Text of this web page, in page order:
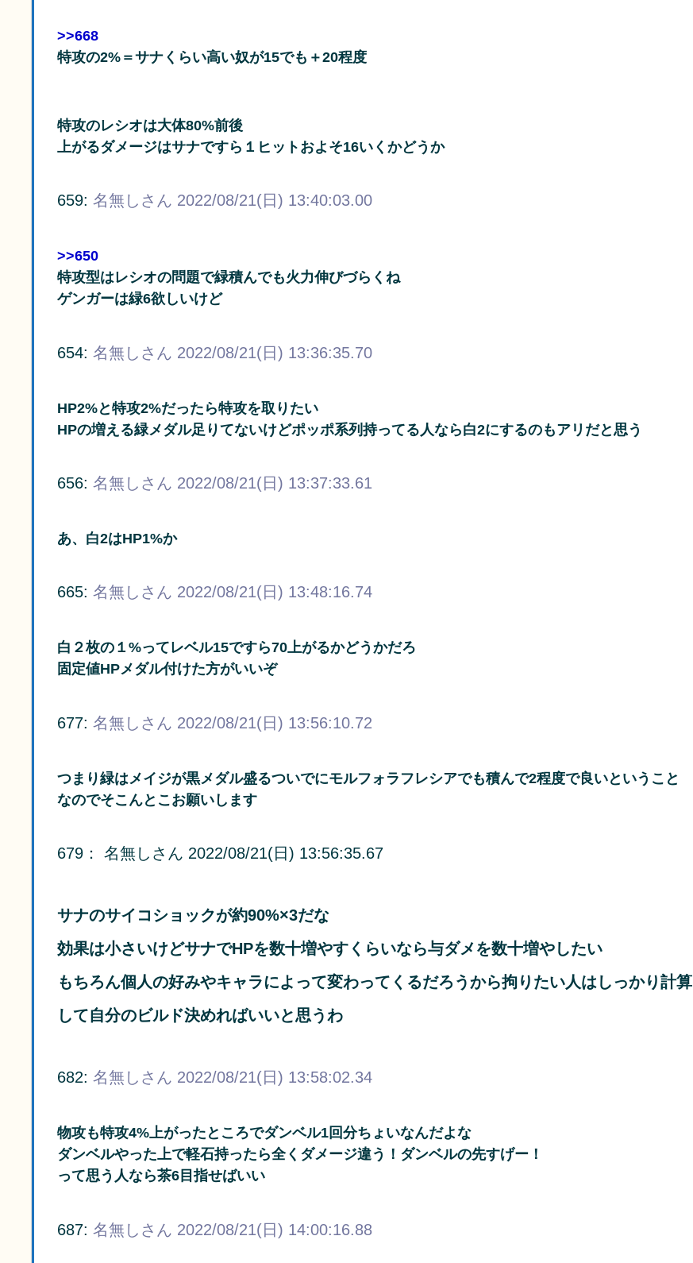
>>668
特攻の2%＝サナくらい高い奴が15でも＋20程度
特攻のレシオは大体80%前後
上がるダメージはサナですら１ヒットおよそ16いくかどうか
659: 名無しさん 2022/08/21(日) 13:40:03.00
>>650
特攻型はレシオの問題で緑積んでも火力伸びづらくね
ゲンガーは緑6欲しいけど
654: 名無しさん 2022/08/21(日) 13:36:35.70
HP2%と特攻2%だったら特攻を取りたい
HPの増える緑メダル足りてないけどポッポ系列持ってる人なら白2にするのもアリだと思う
656: 名無しさん 2022/08/21(日) 13:37:33.61
あ、白2はHP1%か
665: 名無しさん 2022/08/21(日) 13:48:16.74
白２枚の１%ってレベル15ですら70上がるかどうかだろ
固定値HPメダル付けた方がいいぞ
677: 名無しさん 2022/08/21(日) 13:56:10.72
つまり緑はメイジが黒メダル盛るついでにモルフォラフレシアでも積んで2程度で良いということ
なのでそこんとこお願いします
679： 名無しさん 2022/08/21(日) 13:56:35.67
サナのサイコショックが約90%×3だな
効果は小さいけどサナでHPを数十増やすくらいなら与ダメを数十増やしたい
もちろん個人の好みやキャラによって変わってくるだろうから拘りたい人はしっかり計算
して自分のビルド決めればいいと思うわ
682: 名無しさん 2022/08/21(日) 13:58:02.34
物攻も特攻4%上がったところでダンベル1回分ちょいなんだよな
ダンベルやった上で軽石持ったら全くダメージ違う！ダンベルの先すげー！
って思う人なら茶6目指せばいい
687: 名無しさん 2022/08/21(日) 14:00:16.88